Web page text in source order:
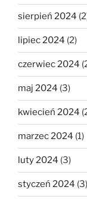
sierpień 2024
lipiec 2024 (2)
czerwiec 2024
maj 2024 (3)
kwiecień 2024
marzec 2024 (1)
luty 2024 (3)
styczeń 2024 (3)